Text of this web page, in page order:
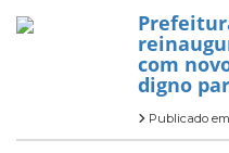
com
digno
Publicado